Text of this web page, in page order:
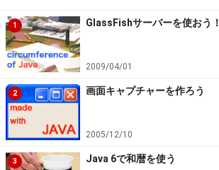
1 GlassFishサーバーを使おう！
2009/04/01
2 画面キャプチャーを作ろう
2005/12/10
3 Java 6で和暦を使う